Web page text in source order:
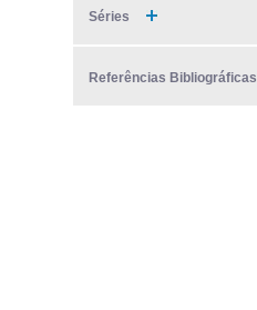
Séries
Referências Bibliográficas